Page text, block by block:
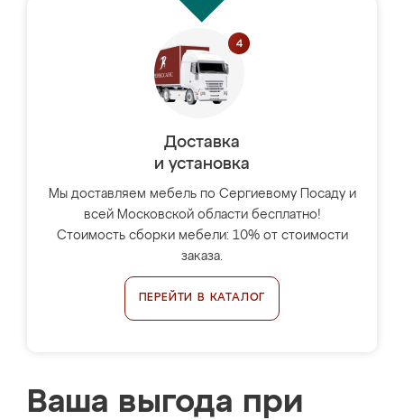
Доставка
и установка
Мы доставляем мебель по Сергиевому Посаду и
всей Московской области бесплатно!
Стоимость сборки мебели: 10% от стоимости
заказа.
ПЕРЕЙТИ В КАТАЛОГ
Ваша выгода при